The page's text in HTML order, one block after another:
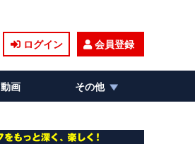
ログイン 会員登録
動画 その他